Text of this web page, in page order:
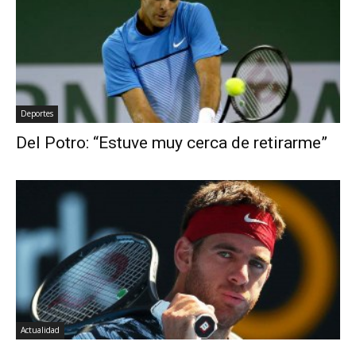
Deportes
Del Potro: “Estuve muy cerca de retirarme”
Actualidad